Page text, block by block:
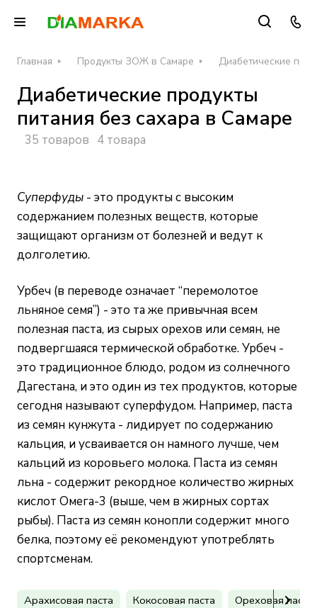
Главная Продукты ЗОЖ в Самаре Диабетические
Диабетические продукты
питания без сахара в Самаре
35 товаров 4 товара
Суперфуды - это продукты с высоким
содержанием полезных веществ, которые
защищают организм от болезней и ведут к
долголетию.
Урбеч (в переводе означает “перемолотое
льняное семя”) - это та же привычная всем
полезная паста, из сырых орехов или семян, не
подвергшаяся термической обработке. Урбеч -
это традиционное блюдо, родом из солнечного
Дагестана, и это один из тех продуктов, которые
сегодня называют суперфудом. Например, паста
из семян кунжута - лидирует по содержанию
кальция, и усваивается он намного лучше, чем
кальций из коровьего молока. Паста из семян
льна - содержит рекордное количество жирных
кислот Омега-3 (выше, чем в жирных сортах
рыбы). Паста из семян конопли содержит много
белка, поэтому её рекомендуют употреблять
спортсменам.
Арахисовая паста Кокосовая паста Ореховая паста